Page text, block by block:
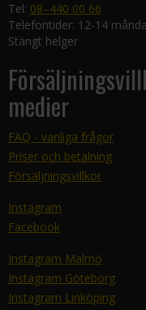
Tel: 08–440 00 66
Telefontider: 12-14
Stängt helger
medier
FAQ - vanliga frågor
Priser och betalning
Försäljningsvillkor
Instagram
Facebook
Instagram Malmö
Instagram Göteborg
Instagram Linköping